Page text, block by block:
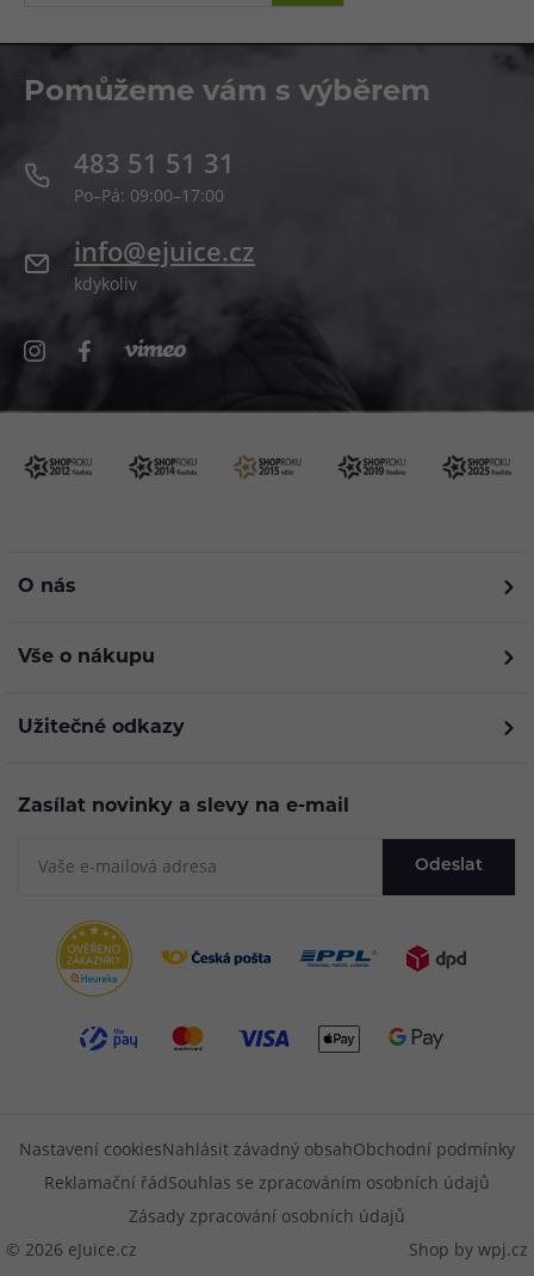
Pomůžeme vám s výběrem
483 51 51 31
Po–Pá: 09:00–17:00
info@ejuice.cz
kdykoliv
O nás
Vše o nákupu
Užitečné odkazy
Zasílat novinky a slevy na e-mail
Odeslat
© 2026 eJuice.cz
Nastavení cookiesNahlásit závadný obsahObchodní podmínky
Reklamační řádSouhlas se zpracováním osobních údajů
Zásady zpracování osobních údajů
Shop by wpj.cz